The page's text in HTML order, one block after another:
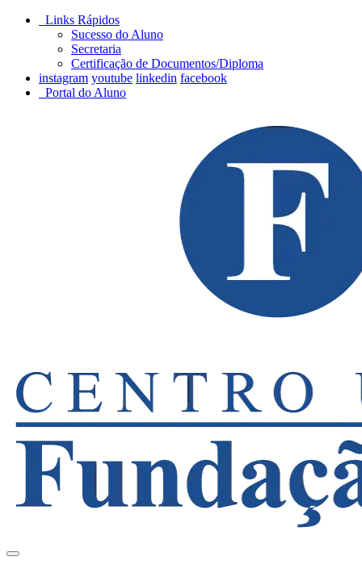
Links Rápidos
Sucesso do Aluno
Secretaria
Certificação de Documentos/Diploma
instagram youtube linkedin facebook
Portal do Aluno